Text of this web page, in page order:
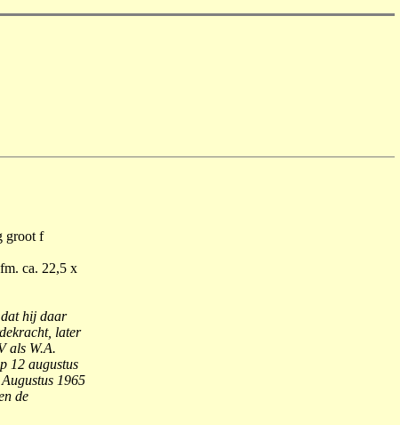
groot f
ca. 22,5 x
hij daar
later
als W.A.
12 augustus
1965
de